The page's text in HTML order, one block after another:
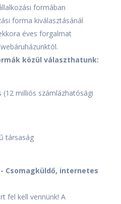
formában
forma kiválasztásánál
éves forgalmat
közül választhatunk:
(12 milliós számlázhatósági
társaság
Csomagküldő, internetes
fel kell vennünk! A